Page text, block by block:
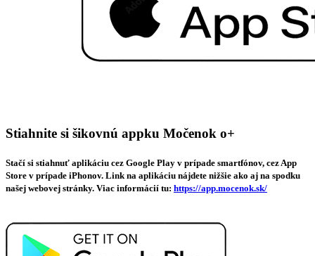
Stiahnite si šikovnú appku Močenok o+
Stačí si stiahnuť aplikáciu cez Google Play v prípade smartfónov, cez App
Store v prípade iPhonov. Link na aplikáciu nájdete nižšie ako aj na spodku
našej webovej stránky. Viac informácií tu: https://app.mocenok.sk/